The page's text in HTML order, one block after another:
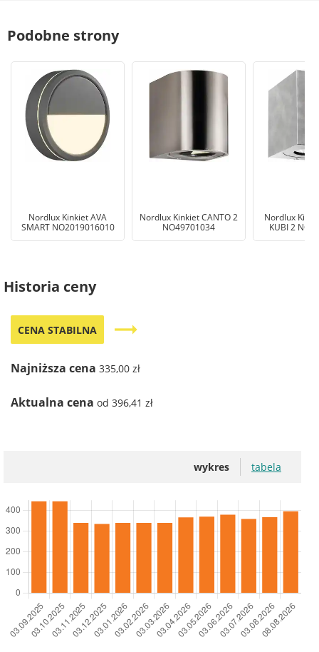
Podobne strony
Nordlux Kinkiet AVA
SMART NO2019016010
Nordlux Kinkiet CANTO 2
NO49701034
Nordlux
KUBI 2
Historia ceny
CENA STABILNA trending_flat
Najniższa cena 335,00 zł
Aktualna cena od 396,41 zł
wykres tabela